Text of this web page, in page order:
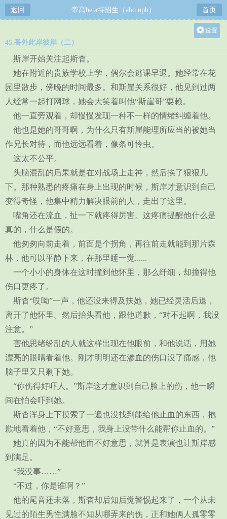
返回 帝高beta特招生（abo nph） 首页
设置
中
小
45.番外此岸彼岸（二）
斯岸开始关注起斯杳。
她在附近的贵族学校上学，偶尔会逃课早退。她经常在花
园里散步，傍晚的时间最多。和斯崖关系很好，他见到过两
人经常一起打网球，她会大笑着叫他“斯崖哥”耍赖。
他一直旁观着，却慢慢发现一种不一样的情绪纠缠着他。
他也是她的哥哥啊，为什么只有斯崖能理所应当的被她当
作兄长对待，而他远远看着，像条可怜虫。
这太不公平。
头脑混乱的后果就是在对战场上走神，然后挨了狠狠几
下。那种熟悉的疼痛在身上出现的时候，斯岸才意识到自己
变得奇怪，他集中精力解决眼前的人，走出了这里。
嘴角还在流血，扯一下就疼得厉害。这疼痛提醒他什么是
真的，什么是假的。
他匆匆向前走着，前面是个拐角，再往前走就能到那片森
林，他可以平静下来，在那里睡一觉......
一个小小的身体在这时撞到他怀里，那么纤细，却撞得他
伤口更疼了。
斯杳“哎呦”一声，他还没来得及扶她，她已经灵活后退，
离开了他怀里。然后抬头看他，跟他道歉，“对不起啊，我没
注意。”
害他思绪纷乱的人就这样出现在他眼前，和他说话，用她
漂亮的眼睛看着他。刚才明明还在渗血的伤口没了痛感，他
脑子里又只剩下她。
“你伤得好吓人。”斯岸这才意识到自己脸上的伤，他一瞬
间在怕会吓到她。
斯杳浑身上下摸索了一遍也没找到能给他止血的东西，抱
歉地看着他，“不好意思，我身上没带什么能帮你止血的。”
她真的因为不能帮他而不好意思，就算是表演也让斯岸感
到满足。
“我没事……”
“不过，你是谁啊？”
他的尾音还未落，斯杳却后知后觉警惕起来了，一个从未
见过的陌生男性满脸不知从哪弄来的伤，正和她俩人孤零零